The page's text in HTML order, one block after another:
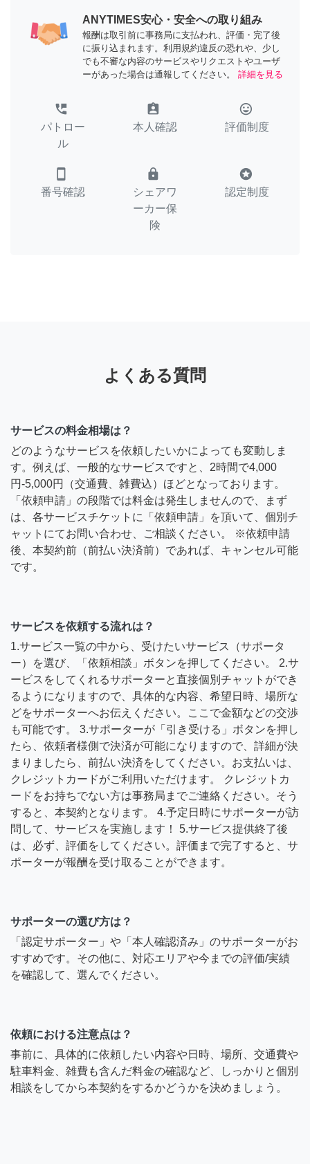
ANYTIMES安心・安全への取り組み
報酬は取引前に事務局に支払われ、評価・完了後
に振り込まれます。利用規約違反の恐れや、少し
でも不審な内容のサービスやリクエストやユーザ
ーがあった場合は通報してください。
詳細を見る
perm_phone_msg
パトロー
ル
assignment_ind
本人確認
tag_faces
評価制度
smartphone
番号確認
lock
シェアワ
ーカー保
険
stars
認定制度
よくある質問
サービスの料金相場は？
どのようなサービスを依頼したいかによっても変動しま
す。例えば、一般的なサービスですと、2時間で4,000
円-5,000円（交通費、雑費込）ほどとなっております。
「依頼申請」の段階では料金は発生しませんので、まず
は、各サービスチケットに「依頼申請」を頂いて、個別チ
ャットにてお問い合わせ、ご相談ください。 ※依頼申請
後、本契約前（前払い決済前）であれば、キャンセル可能
です。
サービスを依頼する流れは？
1.サービス一覧の中から、受けたいサービス（サポータ
ー）を選び、「依頼相談」ボタンを押してください。 2.サ
ービスをしてくれるサポーターと直接個別チャットができ
るようになりますので、具体的な内容、希望日時、場所な
どをサポーターへお伝えください。ここで金額などの交渉
も可能です。 3.サポーターが「引き受ける」ボタンを押し
たら、依頼者様側で決済が可能になりますので、詳細が決
まりましたら、前払い決済をしてください。お支払いは、
クレジットカードがご利用いただけます。 クレジットカ
ードをお持ちでない方は事務局までご連絡ください。そう
すると、本契約となります。 4.予定日時にサポーターが訪
問して、サービスを実施します！ 5.サービス提供終了後
は、必ず、評価をしてください。評価まで完了すると、サ
ポーターが報酬を受け取ることができます。
サポーターの選び方は？
「認定サポーター」や「本人確認済み」のサポーターがお
すすめです。その他に、対応エリアや今までの評価/実績
を確認して、選んでください。
依頼における注意点は？
事前に、具体的に依頼したい内容や日時、場所、交通費や
駐車料金、雑費も含んだ料金の確認など、しっかりと個別
相談をしてから本契約をするかどうかを決めましょう。